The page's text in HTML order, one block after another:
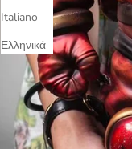
Italiano
Ελληνικά